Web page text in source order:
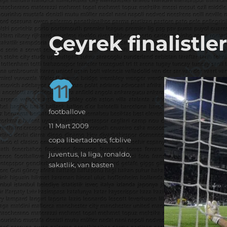
footbaLLove
it's the football, that's the football…
Çeyrek
Yazar
footballove
Yayın
11 Mart 2009
Kategoriler
copa libertadores,fcblive
Etiketler
juventus, la liga, ronaldo,
sakatlik,van basten